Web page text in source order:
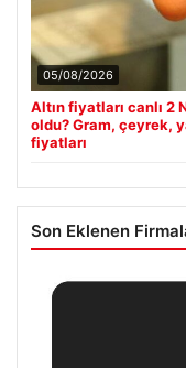
05/08/2026
Altın fiyatları canlı 2
oldu? Gram, çeyrek,
fiyatları
Son Eklenen